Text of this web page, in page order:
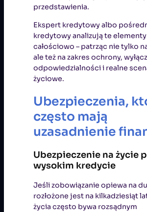
przedstawienia.
Ekspert kredytowy albo
kredytowy analizują te elementy
całościowo – patrząc nie tylko
ale też na zakres ochrony,
odpowiedzialności i realne
życiowe.
Ubezpieczenia,
często mają
uzasadnienie
Ubezpieczenie na życie
wysokim kredycie
Jeśli zobowiązanie opiewa na
rozłożone jest na kilkadziesiąt
życia często bywa rozsądnym